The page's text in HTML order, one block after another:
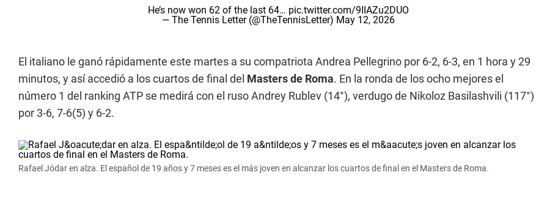
He’s now won 62 of the last 64… pic.twitter.com/9IIAZu2DUO
— The Tennis Letter (@TheTennisLetter) May 12, 2026
El italiano le ganó rápidamente este martes a su compatriota Andrea Pellegrino por 6-2, 6-3, en 1 hora y 29
minutos, y así accedió a los cuartos de final del Masters de Roma. En la ronda de los ocho mejores el
número 1 del ranking ATP se medirá con el ruso Andrey Rublev (14°), verdugo de Nikoloz Basilashvili (117°)
por 3-6, 7-6(5) y 6-2.
Rafael Jódar en alza. El español de 19 años y 7 meses es el más joven en alcanzar los cuartos de final en el Masters de Roma.